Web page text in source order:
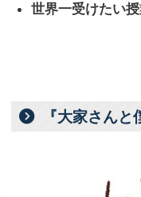
世界一受けたい
『大家さん